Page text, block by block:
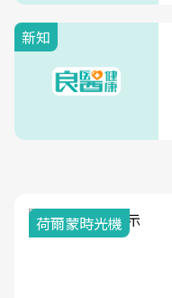
新知
荷爾蒙時光機